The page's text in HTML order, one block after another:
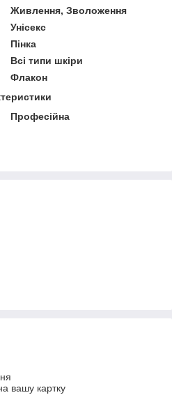
Живлення, Зволоження
Унісекс
Пінка
Всі типи шкіри
Флакон
Професійна
вашу картку